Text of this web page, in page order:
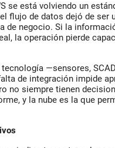
se está volviendo un
flujo de datos dejó de ser
de negocio. Si la
la operación pierde
—sensores,
de integración impide
no siempre tienen
y la nube es la que